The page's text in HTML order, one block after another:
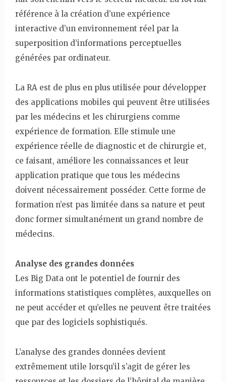
référence à la création d’une expérience
interactive d’un environnement réel par la
superposition d’informations perceptuelles
générées par ordinateur.
La RA est de plus en plus utilisée pour développer
des applications mobiles qui peuvent être utilisées
par les médecins et les chirurgiens comme
expérience de formation. Elle stimule une
expérience réelle de diagnostic et de chirurgie et,
ce faisant, améliore les connaissances et leur
application pratique que tous les médecins
doivent nécessairement posséder. Cette forme de
formation n’est pas limitée dans sa nature et peut
donc former simultanément un grand nombre de
médecins.
Analyse des grandes données
Les Big Data ont le potentiel de fournir des
informations statistiques complètes, auxquelles on
ne peut accéder et qu’elles ne peuvent être traitées
que par des logiciels sophistiqués.
L’analyse des grandes données devient
extrêmement utile lorsqu’il s’agit de gérer les